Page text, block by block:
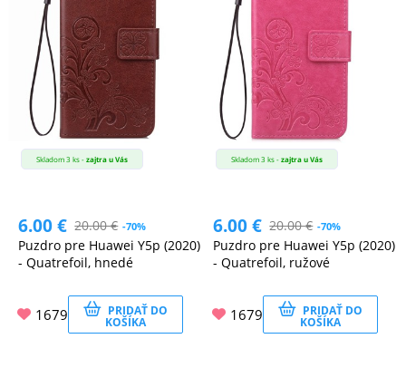
Skladom 3 ks -zajtra u Vás
6.00€ 20.00€ -70%
Puzdro pre Huawei Y5p (2020)
- Quatrefoil, hnedé
1679 PRIDAŤ DO
KOŠÍKA
Skladom 3 ks -zajtra u Vás
6.00€ 20.00€ -70%
Puzdro pre Huawei Y5p (2020)
- Quatrefoil, ružové
1679 PRIDAŤ DO
KOŠÍKA